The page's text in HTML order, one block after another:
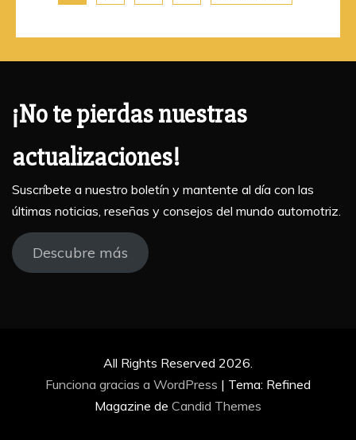
¡No te pierdas nuestras
actualizaciones!
Suscríbete a nuestro boletín y mantente al día con las
últimas noticias, reseñas y consejos del mundo automotriz.
Descubre más
All Rights Reserved 2026.
Funciona gracias a WordPress | Tema: Refined
Magazine de Candid Themes